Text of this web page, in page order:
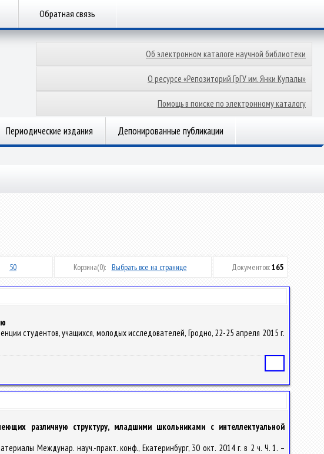
Обратная связь
Об электронном каталоге научной библиотеки
О ресурсе «Репозиторий ГрГУ им. Янки Купалы»
Помощь в поиске по электронному каталогу
Периодические издания Депонированные публикации
50 Корзина(0): Выбрать все на странице Документов:165
студентов, учащихся, молодых исследователей, Гродно, 22-25 апреля 2015 г.
различную структуру, младшими школьниками с интеллектуальной
Междунар. науч.-практ. конф., Екатеринбург, 30 окт. 2014 г. в 2 ч. Ч. 1. –